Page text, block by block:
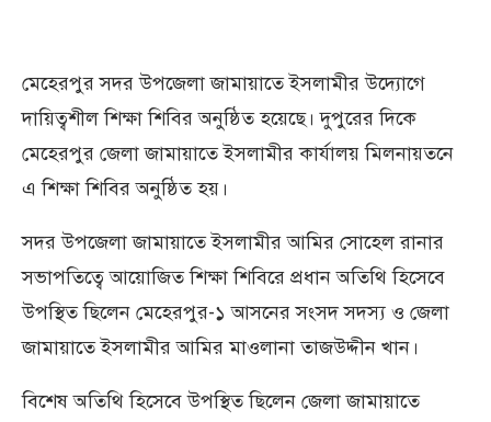
মেহেরপুর সদর উপজেলা জামায়াতে ইসলামীর উদ্যোগে
দায়িত্বশীল শিক্ষা শিবির অনুষ্ঠিত হয়েছে। দুপুরের দিকে
মেহেরপুর জেলা জামায়াতে ইসলামীর কার্যালয় মিলনায়তনে
এ শিক্ষা শিবির অনুষ্ঠিত হয়।
সদর উপজেলা জামায়াতে ইসলামীর আমির সোহেল রানার
সভাপতিত্বে আয়োজিত শিক্ষা শিবিরে প্রধান অতিথি হিসেবে
উপস্থিত ছিলেন মেহেরপুর-১ আসনের সংসদ সদস্য ও জেলা
জামায়াতে ইসলামীর আমির মাওলানা তাজউদ্দীন খান।
বিশেষ অতিথি হিসেবে উপস্থিত ছিলেন জেলা জামায়াতে